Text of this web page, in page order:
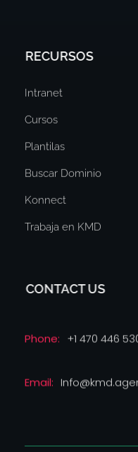
RECURSOS
Intranet
Cursos
Plantilas
Buscar Dominio
Konnect
Trabaja en KMD
CONTACT US
Phone: +1 470 446
Email: